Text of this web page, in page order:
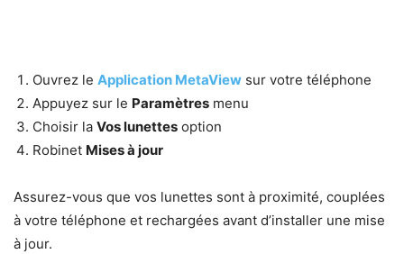
Ouvrez le Application MetaView sur votre téléphone
Appuyez sur le Paramètres menu
Choisir la Vos lunettes option
Robinet Mises à jour
Assurez-vous que vos lunettes sont à proximité, couplées
à votre téléphone et rechargées avant d’installer une mise
à jour.